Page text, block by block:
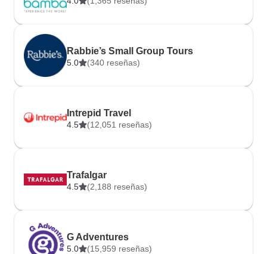
Rabbie’s Small Group Tours
5.0 (340 reseñas)
Intrepid Travel
4.5 (12,051 reseñas)
Trafalgar
4.5 (2,188 reseñas)
G Adventures
5.0 (15,959 reseñas)